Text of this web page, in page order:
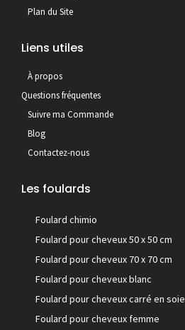
Plan du Site
Liens utiles
À propos
Questions fréquentes
Suivre ma Commande
Blog
Contactez-nous
Les foulards
Foulard chimio
Foulard pour cheveux 50 x 50 cm
Foulard pour cheveux 70 x 70 cm
Foulard pour cheveux blanc
Foulard pour cheveux carré en soie
Foulard pour cheveux femme